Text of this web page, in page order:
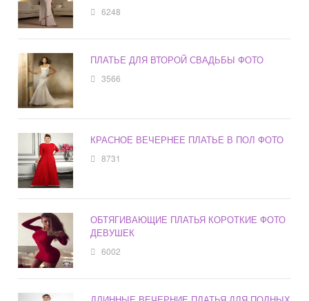
6248
ПЛАТЬЕ ДЛЯ ВТОРОЙ СВАДЬБЫ ФОТО
3566
КРАСНОЕ ВЕЧЕРНЕЕ ПЛАТЬЕ В ПОЛ ФОТО
8731
ОБТЯГИВАЮЩИЕ ПЛАТЬЯ КОРОТКИЕ ФОТО
ДЕВУШЕК
6002